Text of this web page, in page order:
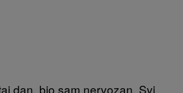
dan, bio sam nervozan. Svi